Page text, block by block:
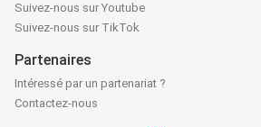
Suivez-nous sur Youtube
Suivez-nous sur TikTok
Partenaires
Intéressé par un partenariat ?
Contactez-nous